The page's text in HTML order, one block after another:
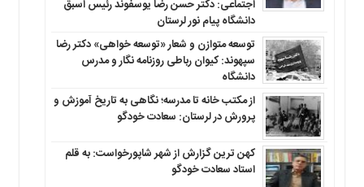
اجتماعی: دکتر حسن رضا یوسفوند رئیس اسبق
دانشگاه پیام نور لرستان
توسعه متوازن و شعار «توسعه خواهی» دکتر رضا
سپهوند: کیوان رباطی روزنامه نگار و مدرس
دانشگاه
از مکتب خانه تا مدرسه؛ نگاهی به تاریخ آموزش و
پرورش در لرستان: سعادت خودگو
کهن ترین گزارش از شهر شاپورخواست: به قلم
استاد سعادت خودگو